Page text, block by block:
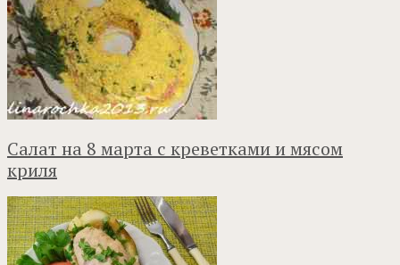
Салат на 8 марта с креветками и мясом
криля